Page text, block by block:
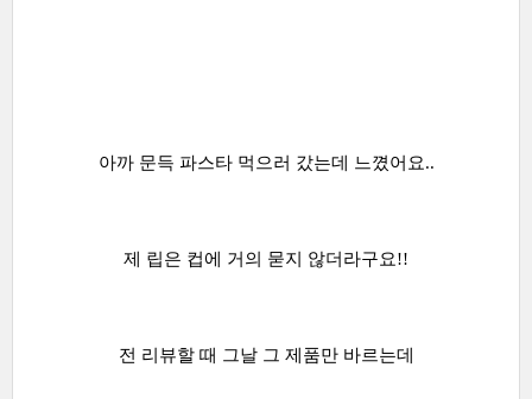
아까 문득 파스타 먹으러 갔는데 느꼈어요..
제 립은 컵에 거의 묻지 않더라구요!!
전 리뷰할 때 그날 그 제품만 바르는데